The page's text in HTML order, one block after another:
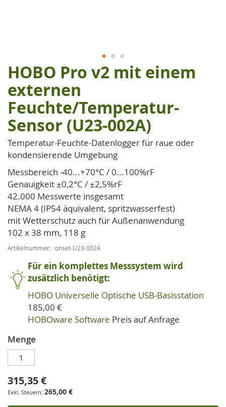
Zum
Anfang
der
Bildgalerie
springen
HOBO Pro v2 mit einem
externen
Feuchte/Temperatur-
Sensor (U23-002A)
Temperatur-Feuchte-Datenlogger für raue oder
kondensierende Umgebung
Messbereich -40...+70°C / 0...100%rF
Genauigkeit ±0,2°C / ±2,5%rF
42.000 Messwerte insgesamt
NEMA 4 (IP54 äquivalent, spritzwasserfest)
mit Wetterschutz auch für Außenanwendung
102 x 38 mm, 118 g
Artikelnummer onset-U23-002A
Für ein komplettes Messsystem wird
zusätzlich benötigt:
HOBO Universelle Optische USB-Basisstation
185,00 €
HOBOware Software Preis auf Anfrage
Menge
315,35 €
265,00 €